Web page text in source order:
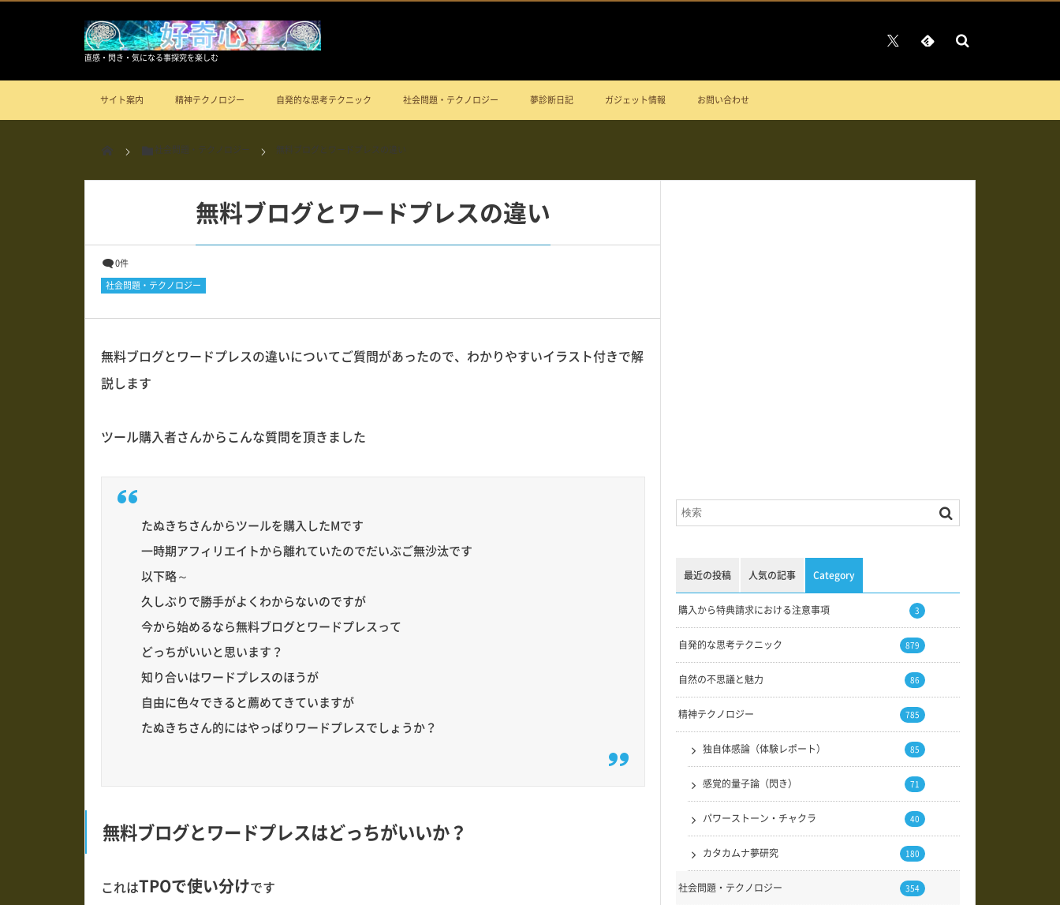
直感・閃き・気になる事探究を楽しむ
サイト案内 精神テクノロジー 自発的な思考テクニック 社会問題・テクノロジー 夢診断日記 ガジェット情報 お問い合わせ
社会問題・テクノロジー 無料ブログとワードプレスの違い
無料ブログとワードプレスの違い
0件
社会問題・テクノロジー
無料ブログとワードプレスの違いについてご質問があったので、わかりやすいイラスト付きで解
説します
ツール購入者さんからこんな質問を頂きました
たぬきちさんからツールを購入したMです
一時期アフィリエイトから離れていたのでだいぶご無沙汰です
以下略～
久しぶりで勝手がよくわからないのですが
今から始めるなら無料ブログとワードプレスって
どっちがいいと思います？
知り合いはワードプレスのほうが
自由に色々できると薦めてきていますが
たぬきちさん的にはやっぱりワードプレスでしょうか？
無料ブログとワードプレスはどっちがいいか？
これはTPOで使い分けです
最近の投稿 人気の記事 Category
購入から特典請求における注意事項 3
自発的な思考テクニック 879
自然の不思議と魅力 86
精神テクノロジー 785
独自体感論（体験レポート） 85
感覚的量子論（閃き） 71
パワーストーン・チャクラ 40
カタカムナ夢研究 180
社会問題・テクノロジー 354